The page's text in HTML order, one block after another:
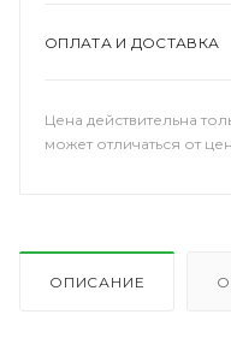
ОПЛАТА И ДОСТАВКА
Цена действительна
может отличаться от
ОПИСАНИЕ